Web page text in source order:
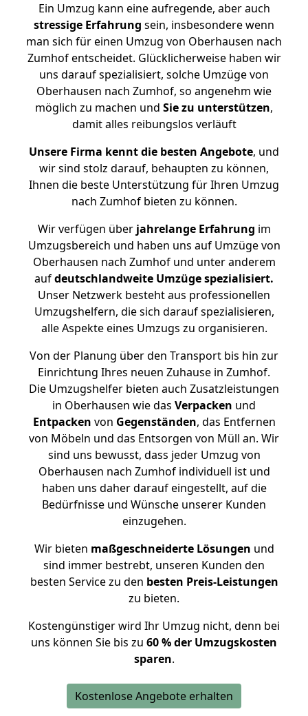
Ein Umzug kann eine aufregende, aber auch
stressige Erfahrung sein, insbesondere wenn
man sich für einen Umzug von Oberhausen nach
Zumhof entscheidet. Glücklicherweise haben wir
uns darauf spezialisiert, solche Umzüge von
Oberhausen nach Zumhof, so angenehm wie
möglich zu machen und Sie zu unterstützen,
damit alles reibungslos verläuft
Unsere Firma kennt die besten Angebote, und
wir sind stolz darauf, behaupten zu können,
Ihnen die beste Unterstützung für Ihren Umzug
nach Zumhof bieten zu können.
Wir verfügen überjahrelange Erfahrung im
Umzugsbereich und haben uns auf Umzüge von
Oberhausen nach Zumhof und unter anderem
aufdeutschlandweite Umzüge spezialisiert.
Unser Netzwerk besteht aus professionellen
Umzugshelfern, die sich darauf spezialisieren,
alle Aspekte eines Umzugs zu organisieren.
Von der Planung über den Transport bis hin zur
Einrichtung Ihres neuen Zuhause in Zumhof.
Die Umzugshelfer bieten auch Zusatzleistungen
in Oberhausen wie das Verpacken und
Entpacken von Gegenständen, das Entfernen
von Möbeln und das Entsorgen von Müll an. Wir
sind uns bewusst, dass jeder Umzug von
Oberhausen nach Zumhof individuell ist und
haben uns daher darauf eingestellt, auf die
Bedürfnisse und Wünsche unserer Kunden
einzugehen.
Wir bieten maßgeschneiderte Lösungen und
sind immer bestrebt, unseren Kunden den
besten Service zu den besten Preis-Leistungen
zu bieten.
Kostengünstiger wird Ihr Umzug nicht, denn bei
uns können Sie bis zu 60 % der Umzugskosten
sparen.
Kostenlose Angebote erhalten